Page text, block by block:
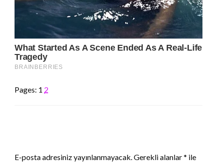
Pages: 1 2
E-posta adresiniz yayınlanmayacak. Gerekli alanlar* ile